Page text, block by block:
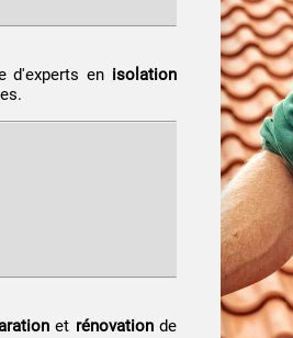
d'experts en isolation
et rénovationde